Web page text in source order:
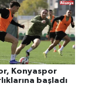
Konyaspor
başladı